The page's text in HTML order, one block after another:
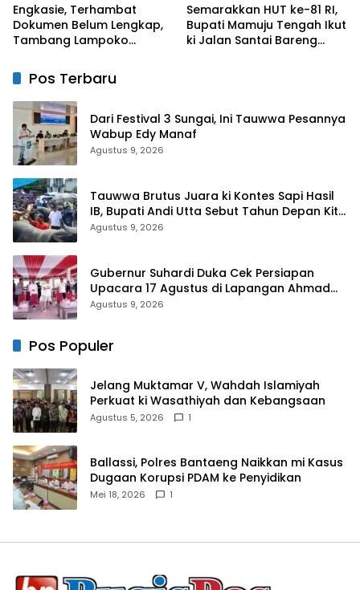
Engkasie, Terhambat
Dokumen Belum Lengkap,
Tambang Lampoko
Tidak Operasional
Semarakkan HUT ke-81 RI,
Bupati Mamuju Tengah Ikut
ki Jalan Santai Bareng
Pos Terbaru
Dari Festival 3 Sungai, Ini Tauwwa Pesannya
Wabup Edy Manaf
Agustus 9, 2026
Tauwwa Brutus Juara ki Kontes Sapi Hasil
IB, Bupati Andi Utta Sebut Tahun Depan Kita
Bikin Skala Lebih Besar
Agustus 9, 2026
Gubernur Suhardi Duka Cek Persiapan
Upacara 17 Agustus di Lapangan Ahmad
Kirang, Capai 80 Persen
Agustus 9, 2026
Pos Populer
Jelang Muktamar V, Wahdah Islamiyah
Perkuat ki Wasathiyah dan Kebangsaan
Agustus 5, 2026 1
Ballassi, Polres Bantaeng Naikkan mi Kasus
Dugaan Korupsi PDAM ke Penyidikan
Mei 18, 2026 1